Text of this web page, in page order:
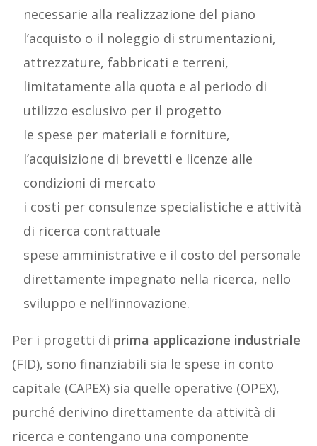
necessarie alla realizzazione del piano
l’acquisto o il noleggio di strumentazioni,
attrezzature, fabbricati e terreni,
limitatamente alla quota e al periodo di
utilizzo esclusivo per il progetto
le spese per materiali e forniture,
l’acquisizione di brevetti e licenze alle
condizioni di mercato
i costi per consulenze specialistiche e attività
di ricerca contrattuale
spese amministrative e il costo del personale
direttamente impegnato nella ricerca, nello
sviluppo e nell’innovazione.
Per i progetti di prima applicazione industriale
(FID), sono finanziabili sia le spese in conto
capitale (CAPEX) sia quelle operative (OPEX),
purché derivino direttamente da attività di
ricerca e contengano una componente